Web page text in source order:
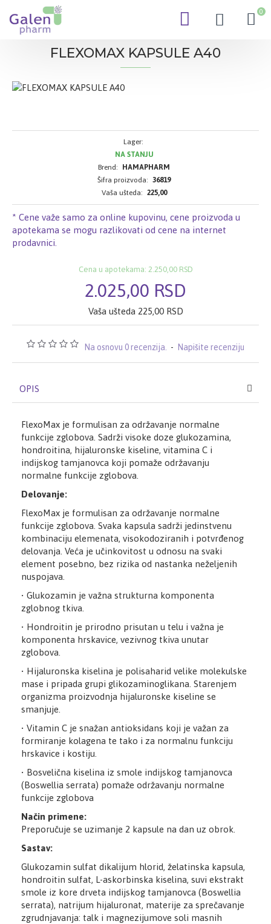
0
FLEXOMAX KAPSULE A40
Na osnovu 0 recenzija. - Napišite recenziju
* Cene važe samo za online kupovinu, cene proizvoda u
apotekama se mogu razlikovati od cene na internet
prodavnici.
2.025,00 RSD
Cena u apotekama: 2.250,00 RSD
Vaša ušteda 225,00 RSD
Lager:
NA STANJU
Brend:
HAMAPHARM
Šifra proizvoda: 36819
Vaša ušteda: 225,00
OPIS
FlexoMax je formulisan za održavanje normalne
funkcije zglobova. Sadrži visoke doze glukozamina,
hondroitina, hijaluronske kiseline, vitamina C i
indijskog tamjanovca koji pomaže održavanju
normalne funkcije zglobova.
Delovanje:
FlexoMax je formulisan za održavanje normalne
funkcije zglobova. Svaka kapsula sadrži jedinstvenu
kombinaciju elemenata, visokodoziranih i potvrđenog
delovanja. Veća je učinkovitost u odnosu na svaki
element posebno, bez rizika od nastanka neželjenih
nuspojava.
• Glukozamin je važna strukturna komponenta
zglobnog tkiva.
• Hondroitin je prirodno prisutan u telu i važna je
komponenta hrskavice, vezivnog tkiva unutar
zglobova.
• Hijaluronska kiselina je polisaharid velike molekulske
mase i pripada grupi glikozaminoglikana. Starenjem
organizma proizvodnja hijaluronske kiseline se
smanjuje.
• Vitamin C je snažan antioksidans koji je važan za
formiranje kolagena te tako i za normalnu funkciju
hrskavice i kostiju.
• Bosvelična kiselina iz smole indijskog tamjanovca
(Boswellia serrata) pomaže održavanju normalne
funkcije zglobova
Način primene:
Preporučuje se uzimanje 2 kapsule na dan uz obrok.
Sastav:
Glukozamin sulfat dikalijum hlorid, želatinska kapsula,
hondroitin sulfat, L-askorbinska kiselina, suvi ekstrakt
smole iz kore drveta indijskog tamjanovca (Boswellia
serrata), natrijum hijaluronat, materije za sprečavanje
zgrudnjavanja: talk i magnezijumove soli masnih